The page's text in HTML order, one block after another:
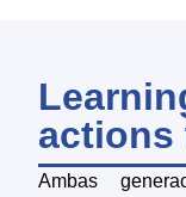
actions
Ambas